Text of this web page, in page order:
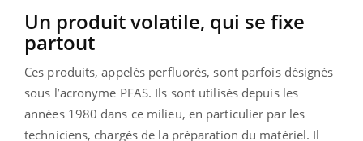
Un produit volatile, qui se fixe
partout
Ces produits, appelés perfluorés, sont parfois désignés
sous l’acronyme PFAS. Ils sont utilisés depuis les
années 1980 dans ce milieu, en particulier par les
techniciens, chargés de la préparation du matériel. Il